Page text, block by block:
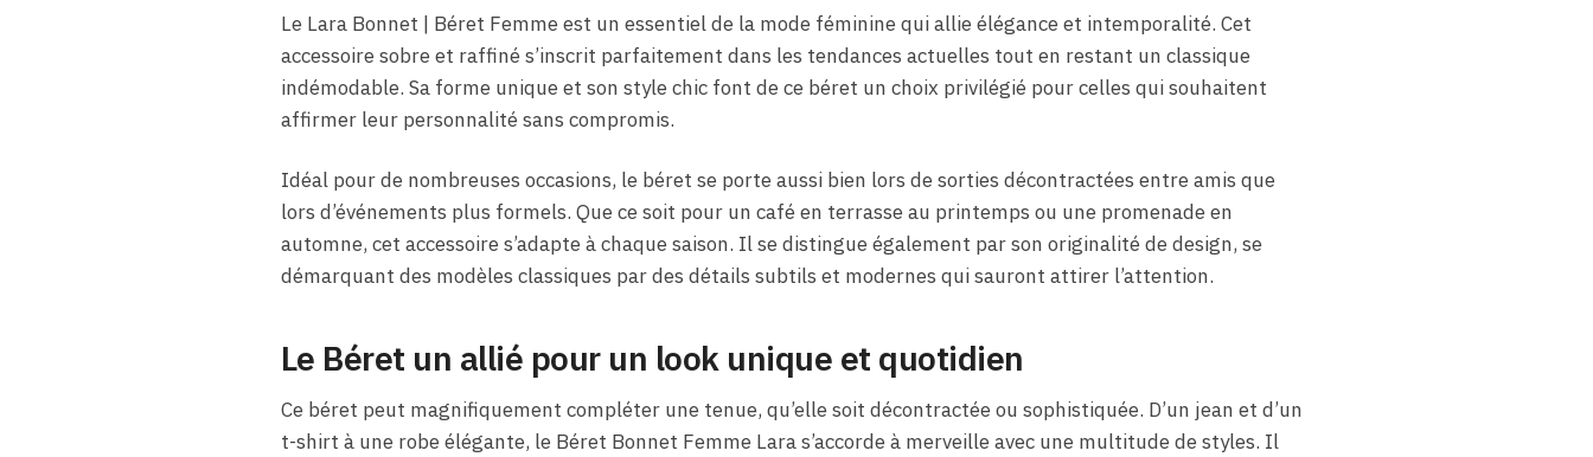
Le Lara Bonnet | Béret Femme est un essentiel de la mode féminine qui allie élégance et intemporalité. Cet
accessoire sobre et raffiné s’inscrit parfaitement dans les tendances actuelles tout en restant un classique
indémodable. Sa forme unique et son style chic font de ce béret un choix privilégié pour celles qui souhaitent
affirmer leur personnalité sans compromis.
Idéal pour de nombreuses occasions, le béret se porte aussi bien lors de sorties décontractées entre amis que
lors d’événements plus formels. Que ce soit pour un café en terrasse au printemps ou une promenade en
automne, cet accessoire s’adapte à chaque saison. Il se distingue également par son originalité de design, se
démarquant des modèles classiques par des détails subtils et modernes qui sauront attirer l’attention.
Le Béret un allié pour un look unique et quotidien
Ce béret peut magnifiquement compléter une tenue, qu’elle soit décontractée ou sophistiquée. D’un jean et d’un
t-shirt à une robe élégante, le Béret Bonnet Femme Lara s’accorde à merveille avec une multitude de styles. Il